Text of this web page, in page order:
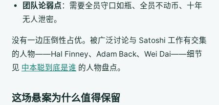
团队论弱点：需要全员守口如瓶、全员不动币、十年
无人泄密。
没有一边压倒性占优。被广泛讨论与 Satoshi 工作有交集
的人物——Hal Finney、Adam Back、Wei Dai——细节
见 中本聪到底是谁 的人物盘点。
这场悬案为什么值得保留